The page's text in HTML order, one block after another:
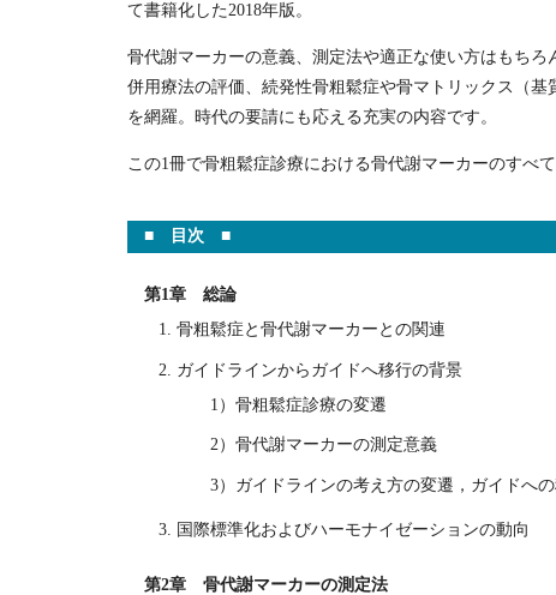
て書籍化した2018年版。
骨代謝マーカーの意義、測定法や適正な使い方はもち
併用療法の評価、続発性骨粗鬆症や骨マトリックス（
を網羅。時代の要請にも応える充実の内容です。
この1冊で骨粗鬆症診療における骨代謝マーカーのすべ
■ 目次 ■
第1章 総論
骨粗鬆症と骨代謝マーカーとの関連
ガイドラインからガイドへ移行の背景
1）骨粗鬆症診療の変遷
2）骨代謝マーカーの測定意義
3）ガイドラインの考え方の変遷，ガイドへ
国際標準化およびハーモナイゼーションの動向
第2章 骨代謝マーカーの測定法